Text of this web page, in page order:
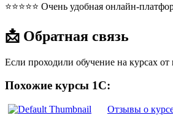
⭐⭐⭐⭐⭐ Очень удобная онлайн-
📩 Обратная связь
Если проходили обучение на курсах
Похожие курсы 1С:
Отзывы о